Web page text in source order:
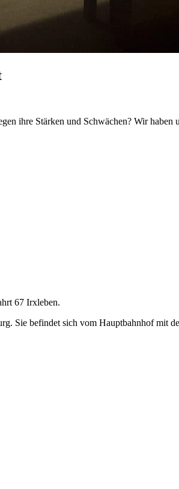
ihre Stärken und Schwächen? Wir haben
67 Irxleben.
Sie befindet sich vom Hauptbahnhof